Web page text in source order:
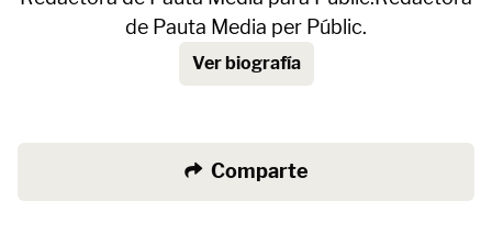
de Pauta Media per Públic.
Ver biografía
Comparte